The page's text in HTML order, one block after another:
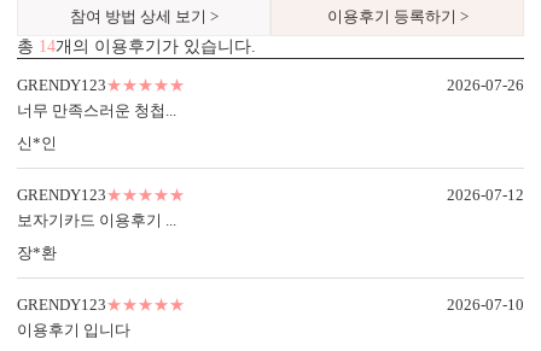
봉투 인쇄
기본 주소형, 디자인형, 문구 인쇄 등 다양한 편집을 제공합니다.
실용성과 감성을 모두 담으세요.
참여 방법 상세 보기 >
이용후기 등록하기 >
총 14개의 이용후기가 있습니다.
GRENDY123★★★★★
너무 만족스러운 청첩...
신*인
2026-07-26
GRENDY123★★★★★
보자기카드 이용후기 ...
장*환
2026-07-12
GRENDY123★★★★★
이용후기 입니다
2026-07-10